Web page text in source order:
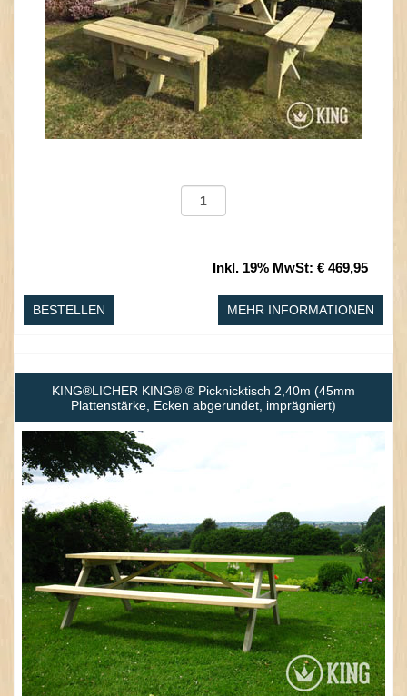
Inkl. 19% MwSt: € 469,95
MEHR INFORMATIONEN
BESTELLEN
KING®LICHER KING® ® Picknicktisch 2,40m (45mm
Plattenstärke, Ecken abgerundet, imprägniert)